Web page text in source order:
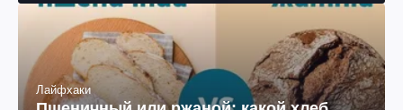
Лайфхаки